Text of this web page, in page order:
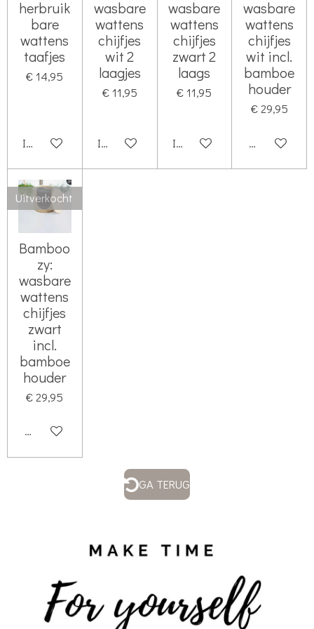
herbruik
bare
wattens
taafjes
€ 14,95
In winkelwagen
wasbare
wattens
chijfjes
wit 2
laagjes
€ 11,95
In winkelwagen
wasbare
wattens
chijfjes
zwart 2
laags
€ 11,95
In winkelwagen
wasbare
wattens
chijfjes
wit incl.
bamboe
houder
€ 29,95
Houd mij
Uitverkocht
Bamboo
zy:
wasbare
wattens
chijfjes
zwart
incl.
bamboe
houder
€ 29,95
Houd mij op de hoogte
GA TERUG